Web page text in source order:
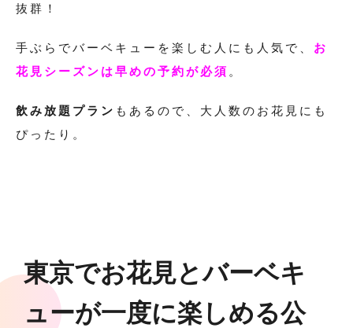
抜群！
手ぶらでバーベキューを楽しむ人にも人気で、 お
花見シーズンは早めの予約が必須 。
飲み放題プラン もあるので、大人数のお花見にも
ぴったり。
東京でお花見とバーベキ
ューが一度に楽しめる公